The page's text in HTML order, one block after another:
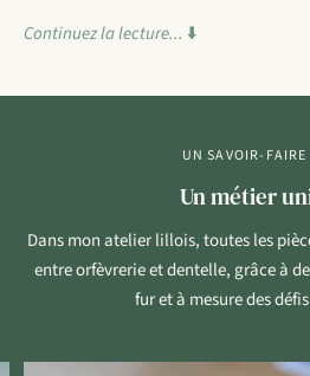
Continuez la lecture... ⬇️
UN SAVOIR-FAIRE
Un métier
Dans mon atelier lillois, toutes les
entre orfèvrerie et dentelle, grâce à
fur et à mesure des